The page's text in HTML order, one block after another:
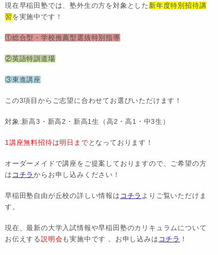
現在早稲田塾では、塾外生の方を対象とした 新年度特別招待講
習を実施中です！
①総合型・学校推薦型選抜特別指導
②英語特訓道場
③東進講座
この3項目からご志望に合わせてお選びいただけます！
対象:新高3・新高2・新高1生（高2・高1・中3生）
1講座無料招待は明日までとなっております！
オーダーメイドで講座をご提案しておりますので、ご希望の方
は コチラからお申し込みください！
早稲田塾自由が丘校の詳しい情報は コチラ よりご覧いただけま
す。
現在、最新の大学入試情報や早稲田塾のカリキュラムについて
お伝えする説明会も実施中です 。お申し込みは コチラ ！